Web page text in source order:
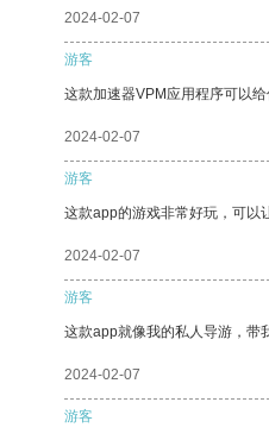
2024-02-07
游客
这款加速器VPM应用程序可以
2024-02-07
游客
这款app的游戏非常好玩，可以
2024-02-07
游客
这款app就像我的私人导游，带
2024-02-07
游客